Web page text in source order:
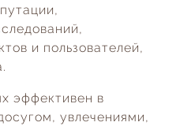
и пользователей,
эффективен в
увлечениями,